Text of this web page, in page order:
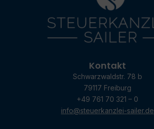
Kontakt
Schwarzwaldstr. 78 b
79117 Freiburg
+49 761 70 321 – 0
info@steuerkanzlei-sailer.de